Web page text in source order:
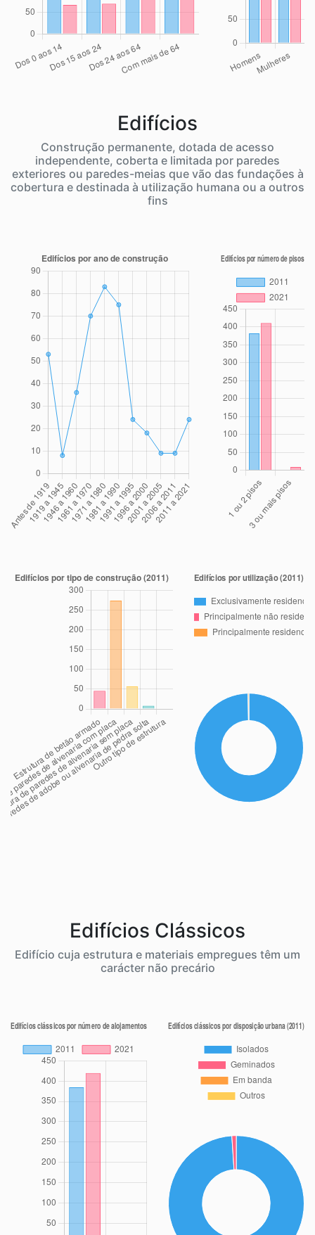
Edifícios
Construção permanente, dotada de acesso
independente, coberta e limitada por paredes
exteriores ou paredes-meias que vão das fundações à
cobertura e destinada à utilização humana ou a outros
fins
Edifícios Clássicos
Edifício cuja estrutura e materiais empregues têm um
carácter não precário